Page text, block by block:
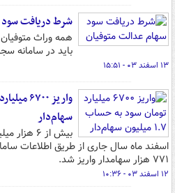
شرط دریافت
همه وراث
باید در سامانه
۱۳ اسفند ۰۳ - ۱۵:۵۱
سهام‌دار
بیش از ۶
اسفند ماه سال جاری از طریق اطلاعات
۷۷۱ هزار سهامدار واریز شد.
۱۲ اسفند ۰۳ - ۱۰:۳۶